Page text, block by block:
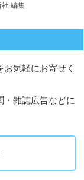
編集
気軽にお寄せく
・雑誌広告などに